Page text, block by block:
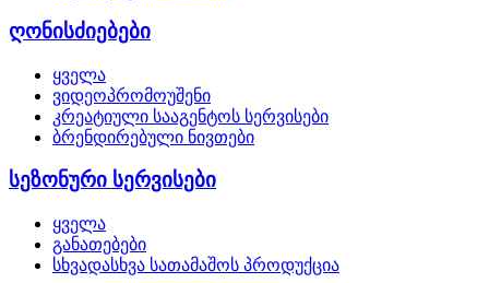
ღონისძიებები
ყველა
ვიდეოპრომოუშენი
კრეატიული სააგენტოს სერვისები
ბრენდირებული ნივთები
სეზონური სერვისები
ყველა
განათებები
სხვადასხვა სათამაშოს პროდუქცია